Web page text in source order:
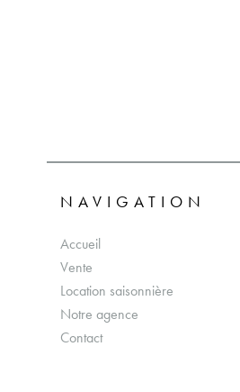
NAVIGATION
Accueil
Vente
Location saisonnière
Notre agence
Contact